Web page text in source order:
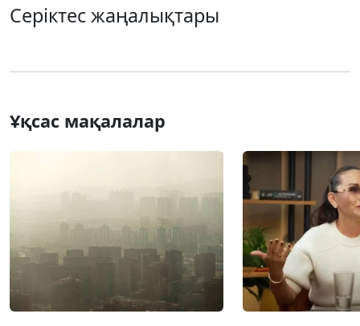
Серіктес жаңалықтары
Ұқсас мақалалар